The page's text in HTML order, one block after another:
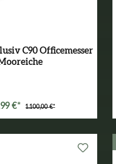
C90 Officemesser
€* 1.100,00 €*